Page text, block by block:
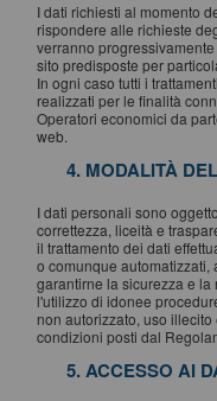
I dati richiesti al momento
rispondere alle richieste
verranno
sito predisposte per
In ogni caso tutti i
realizzati per le finalità
Operatori economici da
web.
4. MODALITÀ
I dati personali sono
correttezza, liceità e
il trattamento dei dati
o comunque automatizzati,
garantirne la sicurezza e la
l'utilizzo di idonee
non autorizzato, uso
condizioni posti dal
5. ACCESSO AI